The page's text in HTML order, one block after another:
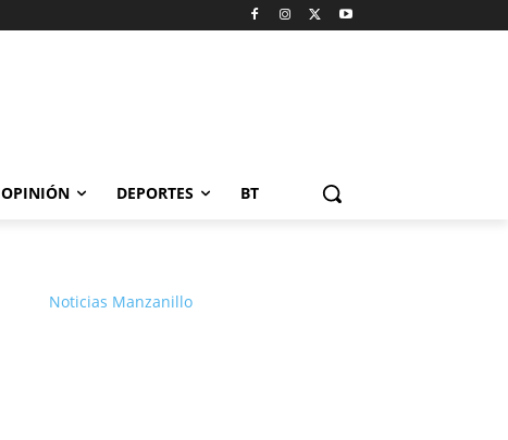
OPINIÓN DEPORTES BT
Noticias Manzanillo